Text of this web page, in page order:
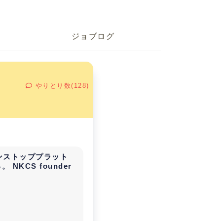
ジョブログ
やりとり数(128)
トッププラット
。 NKCS founder